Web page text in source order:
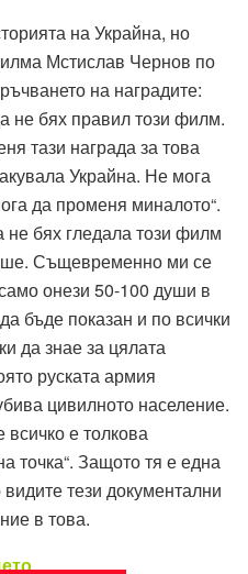
на Украйна, но
Мстислав Чернов по
на наградите:
не бях правил този филм.
тази награда за това
Украйна. Не мога
да променя миналото“.
не бях гледала този филм
Същевременно ми се
онези 50-100 души в
бъде показан и по всички
да знае за цялата
руската армия
цивилното население.
е толкова
точка“. Защото тя е една
тези документални
в това.